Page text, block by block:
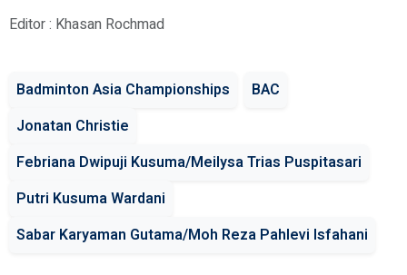
Editor : Khasan Rochmad
Badminton Asia Championships
BAC
Jonatan Christie
Febriana Dwipuji Kusuma/Meilysa Trias Puspitasari
Putri Kusuma Wardani
Sabar Karyaman Gutama/Moh Reza Pahlevi Isfahani